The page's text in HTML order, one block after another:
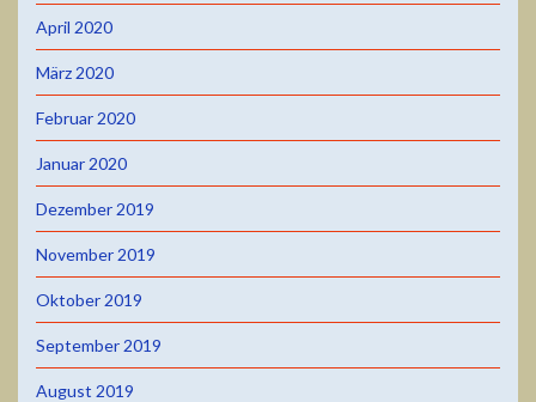
April 2020
März 2020
Februar 2020
Januar 2020
Dezember 2019
November 2019
Oktober 2019
September 2019
August 2019